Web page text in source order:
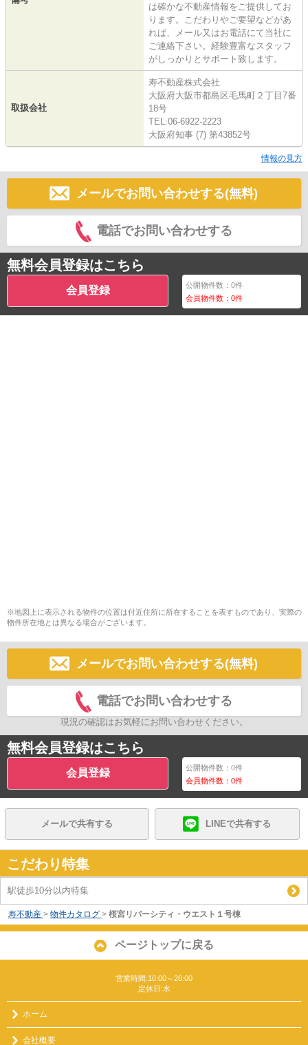
は確かな不動産情報をご提供してお
ります。こだわりやご要望などがあ
れば、メール又はお電話にて当社に
ご連絡下さい。経験豊富なスタッフ
がしっかりとサポート致します。
取扱会社
寿不動産株式会社
大阪府大阪市都島区毛馬町２丁目7番
18号
TEL:06-6922-2223
大阪府知事 (7) 第43852号
情報の見方
メールでお問い合わせする(無料)
電話でお問い合わせする
無料会員登録はこちら
会員登録 公開物件数：0件
会員物件数：0件
※地図上に表示される物件の位置は付近住所に所在することを表すものであり、実際の
物件所在地とは異なる場合がございます。
メールでお問い合わせする(無料)
電話でお問い合わせする
現況の確認はお気軽にお問い合わせください。
無料会員登録はこちら
会員登録 公開物件数：0件
会員物件数：0件
メールで共有する LINEで共有する
こだわり特集
駅徒歩10分以内特集
寿不動産 > 物件カタログ > 桜宮リバーシティ・ウエスト１号棟
ページトップに戻る
営業時間:10:00～20:00
定休日:水
ホーム
会社概要